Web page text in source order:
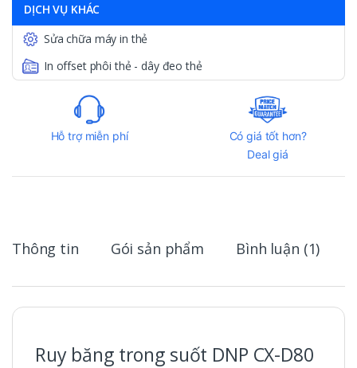
DỊCH VỤ KHÁC
Sửa chữa máy in thẻ
In offset phôi thẻ - dây đeo thẻ
Hỗ trợ miễn phí
Có giá tốt hơn?
Deal giá
Thông tin Gói sản phẩm Bình luận (1)
Ruy băng trong suốt DNP CX-D80